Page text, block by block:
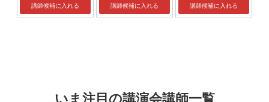
講師候補に入れる 講師候補に入れる 講師候補に入れる
いま注目の講演会講師一覧